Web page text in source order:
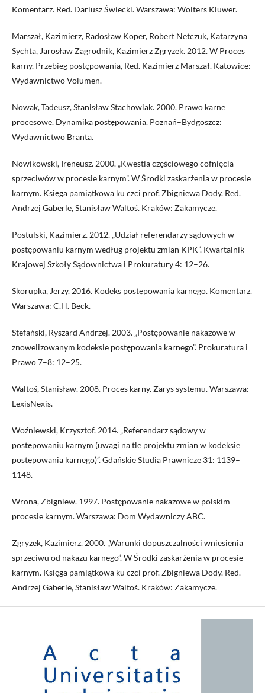
Komentarz. Red. Dariusz Świecki. Warszawa: Wolters Kluwer.
Marszał, Kazimierz, Radosław Koper, Robert Netczuk, Katarzyna
Sychta, Jarosław Zagrodnik, Kazimierz Zgryzek. 2012. W Proces
karny. Przebieg postępowania, Red. Kazimierz Marszał. Katowice:
Wydawnictwo Volumen.
Nowak, Tadeusz, Stanisław Stachowiak. 2000. Prawo karne
procesowe. Dynamika postępowania. Poznań–Bydgoszcz:
Wydawnictwo Branta.
Nowikowski, Ireneusz. 2000. „Kwestia częściowego cofnięcia
sprzeciwów w procesie karnym”. W Środki zaskarżenia w procesie
karnym. Księga pamiątkowa ku czci prof. Zbigniewa Dody. Red.
Andrzej Gaberle, Stanisław Waltoś. Kraków: Zakamycze.
Postulski, Kazimierz. 2012. „Udział referendarzy sądowych w
postępowaniu karnym według projektu zmian KPK”. Kwartalnik
Krajowej Szkoły Sądownictwa i Prokuratury 4: 12–26.
Skorupka, Jerzy. 2016. Kodeks postępowania karnego. Komentarz.
Warszawa: C.H. Beck.
Stefański, Ryszard Andrzej. 2003. „Postępowanie nakazowe w
znowelizowanym kodeksie postępowania karnego”. Prokuratura i
Prawo 7–8: 12–25.
Waltoś, Stanisław. 2008. Proces karny. Zarys systemu. Warszawa:
LexisNexis.
Woźniewski, Krzysztof. 2014. „Referendarz sądowy w
postępowaniu karnym (uwagi na tle projektu zmian w kodeksie
postępowania karnego)”. Gdańskie Studia Prawnicze 31: 1139–
1148.
Wrona, Zbigniew. 1997. Postępowanie nakazowe w polskim
procesie karnym. Warszawa: Dom Wydawniczy ABC.
Zgryzek, Kazimierz. 2000. „Warunki dopuszczalności wniesienia
sprzeciwu od nakazu karnego”. W Środki zaskarżenia w procesie
karnym. Księga pamiątkowa ku czci prof. Zbigniewa Dody. Red.
Andrzej Gaberle, Stanisław Waltoś. Kraków: Zakamycze.